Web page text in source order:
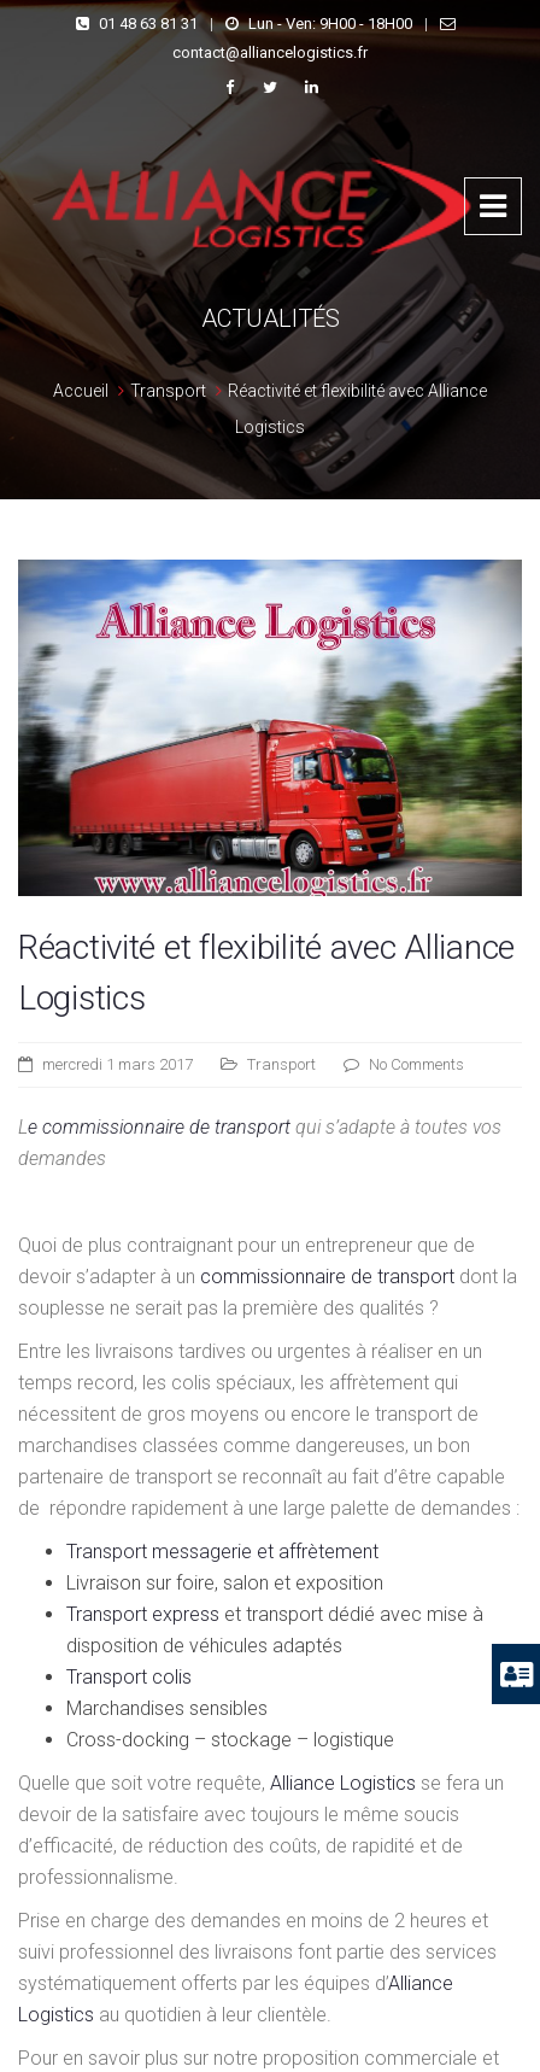
01 48 63 81 31 | Lun - Ven: 9H00 - 18H00
|
contact@alliancelogistics.fr
ACTUALITÉS
Accueil Transport
Réactivité et flexibilité avec Alliance
Logistics
Réactivité et flexibilité avec Alliance
Logistics
mercredi 1 mars 2017 Transport No Comments
L e commissionnaire de transport qui s’adapte à toutes vos
demandes
Quoi de plus contraignant pour un entrepreneur que de
devoir s’adapter à un commissionnaire de transport dont la
souplesse ne serait pas la première des qualités ?
Entre les livraisons tardives ou urgentes à réaliser en un
temps record, les colis spéciaux, les affrètement qui
nécessitent de gros moyens ou encore le transport de
marchandises classées comme dangereuses, un bon
partenaire de transport se reconnaît au fait d’être capable
de répondre rapidement à une large palette de demandes :
Transport messagerie et affrètement
Livraison sur foire, salon et exposition
Transport express et transport dédié avec mise à
disposition de véhicules adaptés
Transport colis
Marchandises sensibles
Cross-docking – stockage – logistique
Quelle que soit votre requête, Alliance Logistics se fera un
devoir de la satisfaire avec toujours le même soucis
d’efficacité, de réduction des coûts, de rapidité et de
professionnalisme.
Prise en charge des demandes en moins de 2 heures et
suivi professionnel des livraisons font partie des services
systématiquement offerts par les équipes d’Alliance
Logistics au quotidien à leur clientèle.
Pour en savoir plus sur notre proposition commerciale et